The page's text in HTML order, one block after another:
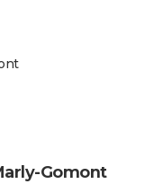
Gomont